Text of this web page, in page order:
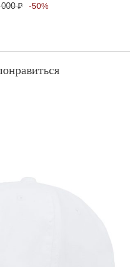
000₽ -50%